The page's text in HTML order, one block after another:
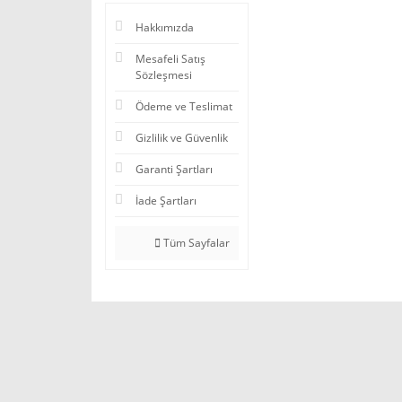
Hakkımızda
Mesafeli Satış
Sözleşmesi
Ödeme ve Teslimat
Gizlilik ve Güvenlik
Garanti Şartları
İade Şartları
Tüm Sayfalar